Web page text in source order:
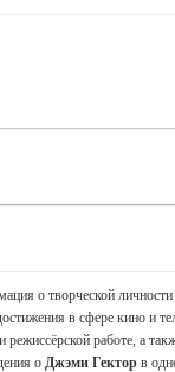
о творческой личности
в сфере кино и
работе, а
о Джэми Гектор в